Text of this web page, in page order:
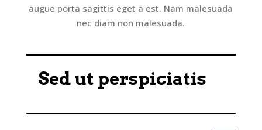
augue porta sagittis eget a est. Nam malesuada
nec diam non malesuada.
Sed ut perspiciatis